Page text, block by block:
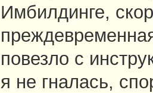
Имбилдинге,
повезло с
я не гналась,